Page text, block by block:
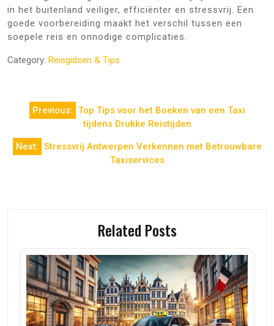
in het buitenland veiliger, efficiënter en stressvrij. Een
goede voorbereiding maakt het verschil tussen een
soepele reis en onnodige complicaties.
Category: Reisgidsen & Tips
Berichtnavigatie
Previous: Top Tips voor het Boeken van een Taxi
tijdens Drukke Reistijden
Next: Stressvrij Antwerpen Verkennen met Betrouwbare
Taxiservices
Related Posts